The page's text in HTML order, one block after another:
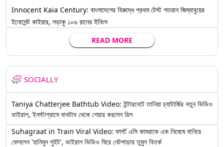
Innocent Kaia Century: বাংলাদেশের বিরুদ্ধে প্রথম টেস্ট শতরান জিম্বাবুয়ের
ইনোসেন্ট কাইয়ার, লড়াকু ১০৬ রানের ইনিংস
READ MORE
SOCIALLY
Taniya Chatterjee Bathtub Video: ইন্টারনেটে তানিয়া চ্যাটার্জির নতুন ভিডিও
ভাইরাল, ইনস্টাগ্রামে বাথটাব থেকে শেয়ার করলেন রিল
Suhagraat in Train Viral Video: ফার্স্ট এসি কামরাকে এক নিমেষে বানিয়ে
ফেললেন 'হানিমুন সুইট', ভাইরাল ভিডিও ঘিরে নেটপাড়ায় তুমুল বিতর্ক